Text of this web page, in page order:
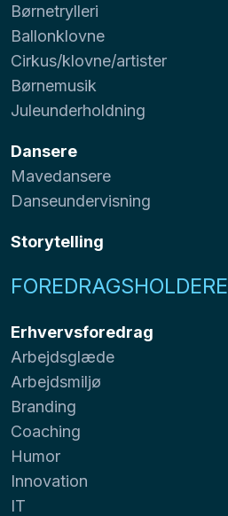
Børnetrylleri
Ballonklovne
Cirkus/klovne/artister
Børnemusik
Juleunderholdning
Dansere
Mavedansere
Danseundervisning
Storytelling
FOREDRAGSHOLDERE
Erhvervsforedrag
Arbejdsglæde
Arbejdsmiljø
Branding
Coaching
Humor
Innovation
IT